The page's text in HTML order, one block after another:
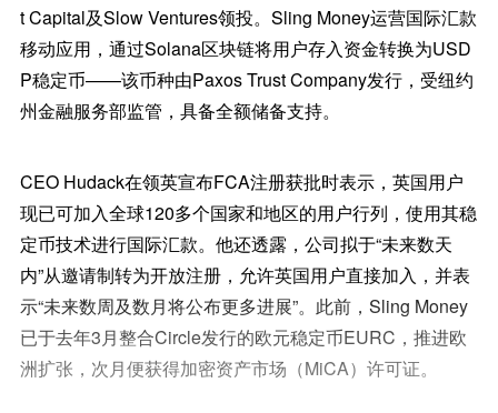
t Capital及Slow Ventures领投。Sling Money运营国际汇款
移动应用，通过Solana区块链将用户存入资金转换为USD
P稳定币——该币种由Paxos Trust Company发行，受纽约
州金融服务部监管，具备全额储备支持。
CEO Hudack在领英宣布FCA注册获批时表示，英国用户
现已可加入全球120多个国家和地区的用户行列，使用其稳
定币技术进行国际汇款。他还透露，公司拟于“未来数天
内”从邀请制转为开放注册，允许英国用户直接加入，并表
示“未来数周及数月将公布更多进展”。此前，Sling Money
已于去年3月整合Circle发行的欧元稳定币EURC，推进欧
洲扩张，次月便获得加密资产市场（MiCA）许可证。